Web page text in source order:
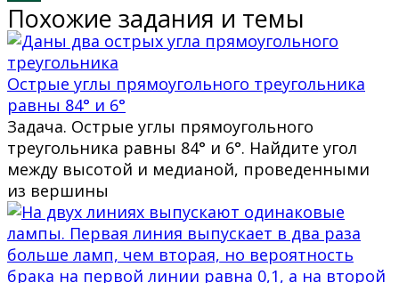
Похожие задания и темы
Острые углы прямоугольного треугольника
равны 84° и 6°
Задача. Острые углы прямоугольного
треугольника равны 84° и 6°. Найдите угол
между высотой и медианой, проведенными
из вершины